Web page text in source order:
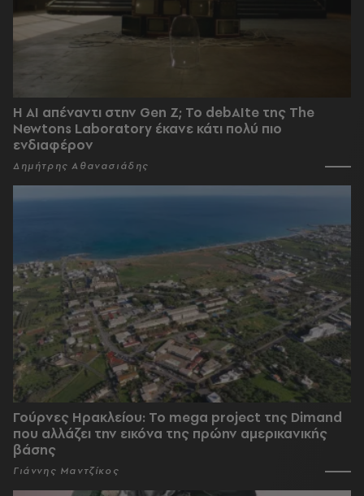
Η AI απέναντι στην Gen Z; Το debAIte της The
Newtons Laboratory έκανε κάτι πολύ πιο
ενδιαφέρον
Δημήτρης Αθανασιάδης
Γούρνες Ηρακλείου: To mega project της Dimand
που αλλάζει την εικόνα της πρώην αμερικανικής
βάσης
Γιάννης Μαντζίκος